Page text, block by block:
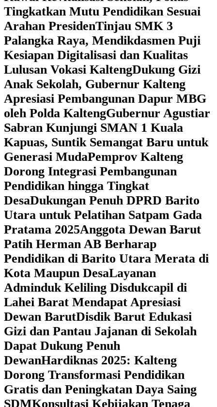
Tingkatkan Mutu Pendidikan Sesuai
Arahan Presiden‎Tinjau SMK 3
Palangka Raya, Mendikdasmen Puji
Kesiapan Digitalisasi dan Kualitas
Lulusan Vokasi Kalteng‎Dukung Gizi
Anak Sekolah, Gubernur Kalteng
Apresiasi Pembangunan Dapur MBG
oleh Polda Kalteng‎Gubernur Agustiar
Sabran Kunjungi SMAN 1 Kuala
Kapuas, Suntik Semangat Baru untuk
Generasi Muda‎Pemprov Kalteng
Dorong Integrasi Pembangunan
Pendidikan hingga Tingkat
DesaDukungan Penuh DPRD Barito
Utara untuk Pelatihan Satpam Gada
Pratama 2025Anggota Dewan Barut
Patih Herman AB Berharap
Pendidikan di Barito Utara Merata di
Kota Maupun DesaLayanan
Adminduk Keliling Disdukcapil di
Lahei Barat Mendapat Apresiasi
Dewan BarutDisdik Barut Edukasi
Gizi dan Pantau Jajanan di Sekolah
Dapat Dukung Penuh
DewanHardiknas 2025: Kalteng
Dorong Transformasi Pendidikan
Gratis dan Peningkatan Daya Saing
SDMKonsultasi Kebijakan Tenaga